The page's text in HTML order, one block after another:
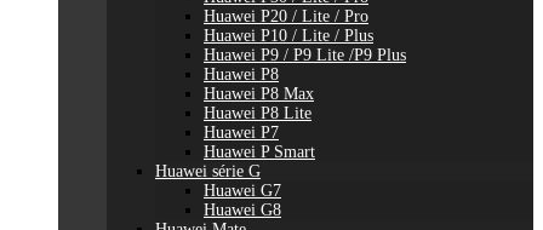
Huawei P20 / Lite / Pro
Huawei P10 / Lite / Plus
Huawei P9 / P9 Lite /P9 Plus
Huawei P8
Huawei P8 Max
Huawei P8 Lite
Huawei P7
Huawei P Smart
Huawei série G
Huawei G7
Huawei G8